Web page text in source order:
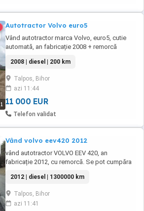
1
Autotractor Volvo euro5
Vând autotractor marca Volvo, euro5, cutie
automată, an fabricație 2008 + remorcă
de telefon
2008 | diesel | 200 km
Talpos, Bihor
azi 11:44
11 000 EUR
Telefon validat
Vând volvo eev420 2012
vând autotractor VOLVO EEV 420, an
fabricație 2012, cu remorcă. Se pot cumpăra
2012 | diesel | 1300000 km
Talpos, Bihor
azi 11:41